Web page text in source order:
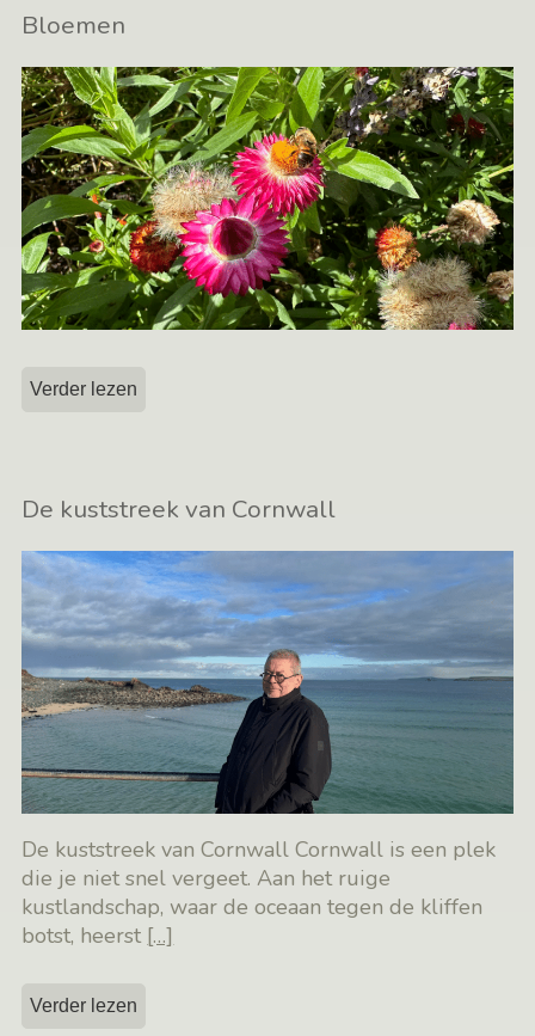
Bloemen
Verder lezen
De kuststreek van Cornwall
De kuststreek van Cornwall Cornwall is een plek
die je niet snel vergeet. Aan het ruige
kustlandschap, waar de oceaan tegen de kliffen
botst, heerst […]
Verder lezen